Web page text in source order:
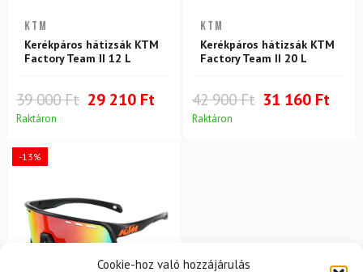
Cookie-hoz való hozzájárulás
KTM
Kerékpáros hátizsák KTM
Factory Team II 12 L
39 000 Ft 29 210 Ft
Raktáron
KTM
Kerékpáros hátizsák KTM
Factory Team II 20 L
42 900 Ft 31 160 Ft
Raktáron
-13%